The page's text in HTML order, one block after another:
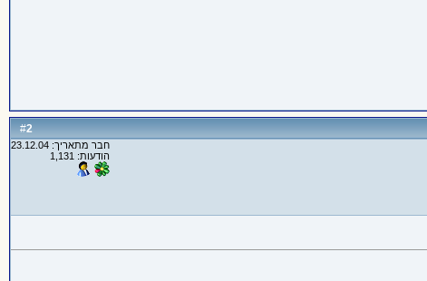
#
2
חבר מתאריך: 23.12.04
הודעות: 1,131